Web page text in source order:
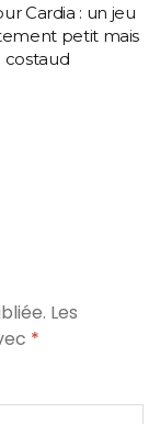
Cardia : un jeu
petit mais
costaud
Les
*